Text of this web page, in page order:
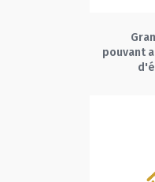
pouvant